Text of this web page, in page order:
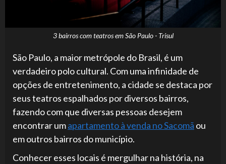
3 bairros com teatros em São Paulo - Trisul
São Paulo, a maior metrópole do Brasil, é um
verdadeiro polo cultural. Com uma infinidade de
opções de entretenimento, a cidade se destaca por
seus teatros espalhados por diversos bairros,
fazendo com que diversas pessoas desejem
encontrar umapartamento à venda no Sacomã ou
em outros bairros do município.
Conhecer esses locais é mergulhar na história, na